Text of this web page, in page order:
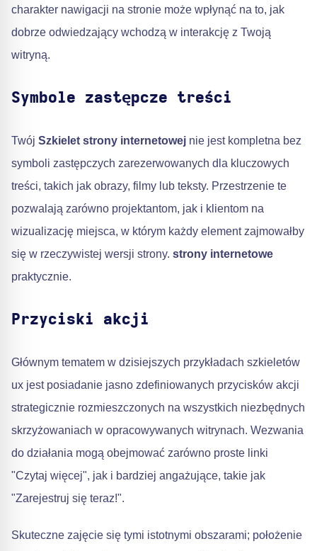
charakter nawigacji na stronie może wpłynąć na to, jak
dobrze odwiedzający wchodzą w interakcję z Twoją
witryną.
Symbole zastępcze treści
Twój Szkielet strony internetowej nie jest kompletna bez
symboli zastępczych zarezerwowanych dla kluczowych
treści, takich jak obrazy, filmy lub teksty. Przestrzenie te
pozwalają zarówno projektantom, jak i klientom na
wizualizację miejsca, w którym każdy element zajmowałby
się w rzeczywistej wersji strony. strony internetowe
praktycznie.
Przyciski akcji
Głównym tematem w dzisiejszych przykładach szkieletów
ux jest posiadanie jasno zdefiniowanych przycisków akcji
strategicznie rozmieszczonych na wszystkich niezbędnych
skrzyżowaniach w opracowywanych witrynach. Wezwania
do działania mogą obejmować zarówno proste linki
"Czytaj więcej", jak i bardziej angażujące, takie jak
"Zarejestruj się teraz!".
Skuteczne zajęcie się tymi istotnymi obszarami; położenie